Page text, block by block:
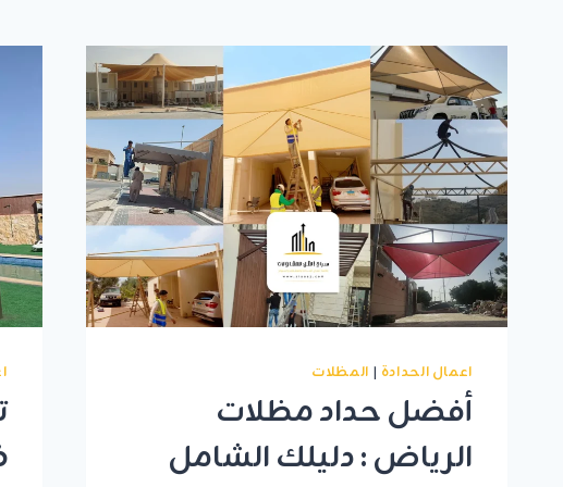
اعمال الحدادة | المظلات
أفضل حداد مظلات
الرياض : دليلك الشامل